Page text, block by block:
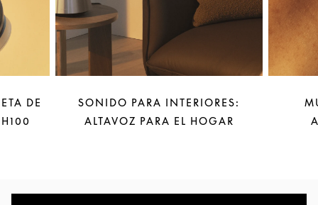
DE
SONIDO PARA INTERIORES:
ALTAVOZ PARA EL HOGAR